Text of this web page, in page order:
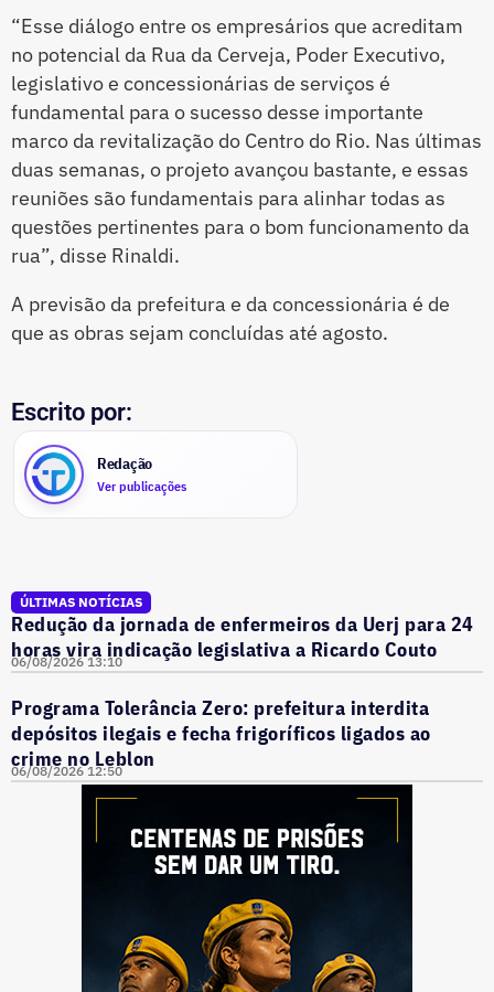
“Esse diálogo entre os empresários que acreditam
no potencial da Rua da Cerveja, Poder Executivo,
legislativo e concessionárias de serviços é
fundamental para o sucesso desse importante
marco da revitalização do Centro do Rio. Nas últimas
duas semanas, o projeto avançou bastante, e essas
reuniões são fundamentais para alinhar todas as
questões pertinentes para o bom funcionamento da
rua”, disse Rinaldi.
A previsão da prefeitura e da concessionária é de
que as obras sejam concluídas até agosto.
Escrito por:
Redação
Ver publicações
ÚLTIMAS NOTÍCIAS
Redução da jornada de enfermeiros da Uerj para 24
horas vira indicação legislativa a Ricardo Couto
06/08/2026 13:10
Programa Tolerância Zero: prefeitura interdita
depósitos ilegais e fecha frigoríficos ligados ao
crime no Leblon
06/08/2026 12:50